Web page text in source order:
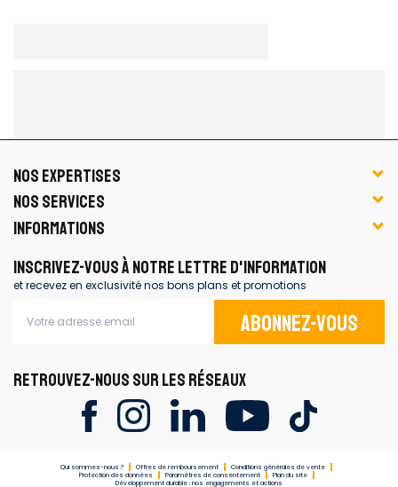
NOS EXPERTISES
NOS SERVICES
INFORMATIONS
INSCRIVEZ-VOUS À NOTRE LETTRE D'INFORMATION
et recevez en exclusivité nos bons plans et promotions
Abonnez-vous
RETROUVEZ-NOUS SUR LES RÉSEAUX
Qui sommes-nous ? Offres de remboursement
Conditions générales de vente
Protection des données
Paramètres de consentement
Plan du site
Développement durable : nos engagements et actions